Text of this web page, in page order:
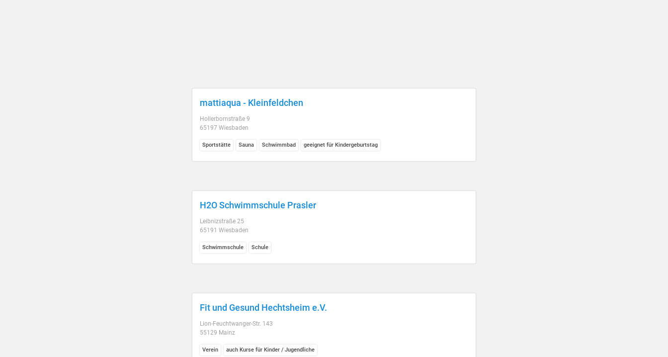
mattiaqua - Kleinfeldchen
Hollerbornstraße 9
65197 Wiesbaden
Sportstätte Sauna Schwimmbad geeignet für Kindergeburtstag
H2O Schwimmschule Prasler
Leibnizstraße 25
65191 Wiesbaden
Schwimmschule Schule
Fit und Gesund Hechtsheim e.V.
Lion-Feuchtwanger-Str. 143
55129 Mainz
Verein auch Kurse für Kinder / Jugendliche